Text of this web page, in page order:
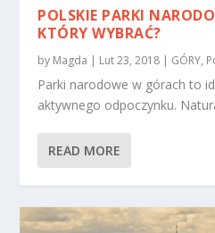
POLSKIE PARKI
KTÓRY WYBRAĆ?
by Magda | Lut 23, 2018 | GÓRY,
Parki narodowe w górach to
aktywnego odpoczynku.
READ MORE